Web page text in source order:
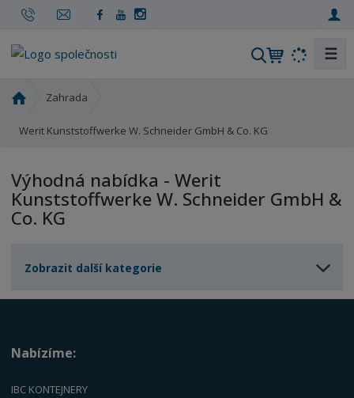
V
e
☰
o
í
s
t
n
Zahrada
Werit Kunststoffwerke W. Schneider GmbH & Co. KG
Výhodná nabídka - Werit
Kunststoffwerke W. Schneider GmbH &
Co. KG
Zobrazit další kategorie
Nabízíme:
IBC KONTEJNERY